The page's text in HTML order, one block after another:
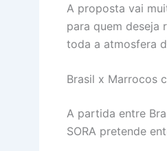
A proposta vai
para quem deseja
toda a atmosfera
Brasil x Marrocos
A partida entre
SORA pretende